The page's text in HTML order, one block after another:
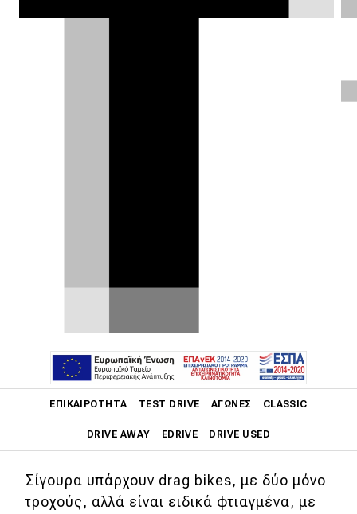
ΕΠΙΚΑΙΡΌΤΗΤΑ TEST DRIVE ΑΓΏΝΕΣ CLASSIC
DRIVE AWAY EDRIVE DRIVE USED
Main navigation
Επικαιρότητα
Στα drag strips, και ιδιαίτερα τα
αμερικάνικα, εμφανίζονται
συγκεκριμένη πάει για βραβείο.
Σίγουρα υπάρχουν drag bikes, με δύο μόνο
τροχούς, αλλά είναι ειδικά φτιαγμένα, με